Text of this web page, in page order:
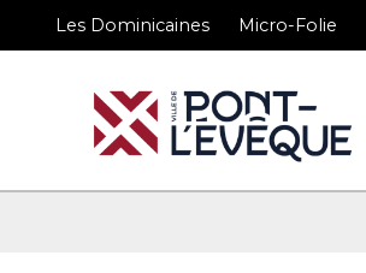
Les Dominicaines Micro-Folie